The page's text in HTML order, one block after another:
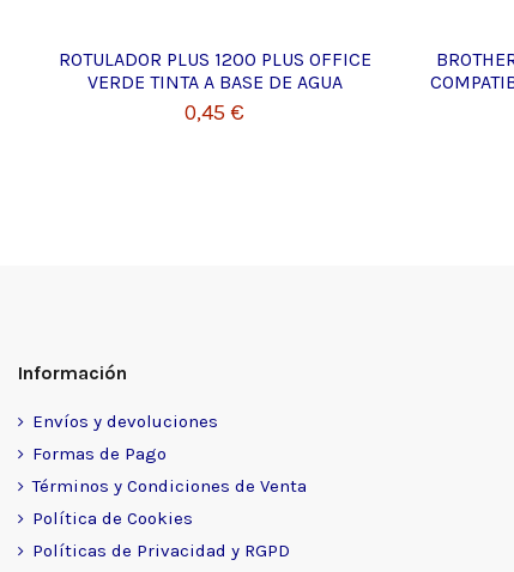
ROTULADOR PLUS 1200 PLUS OFFICE
VERDE TINTA A BASE DE AGUA
0,45 €
Información
Envíos y devoluciones
Formas de Pago
Términos y Condiciones de Venta
Política de Cookies
Políticas de Privacidad y RGPD